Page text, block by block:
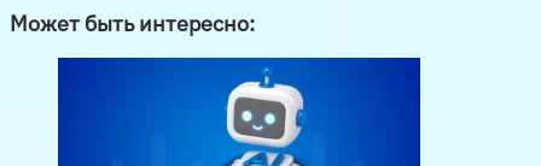
Может быть интересно: